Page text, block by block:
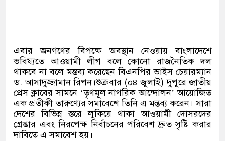
এবার জনগণের বিপক্ষে অবস্থান নেওয়ায় বাংলাদেশে
ভবিষ্যতে আওয়ামী লীগ বলে কোনো রাজনৈতিক দল
থাকবে না বলে মন্তব্য করেছেন বিএনপির ভাইস চেয়ারম্যান
ড. আসাদুজ্জামান রিপন।শুক্রবার (০৪ জুলাই) দুপুরে জাতীয়
প্রেস ক্লাবের সামনে ‘তৃণমূল নাগরিক আন্দোলন’ আয়োজিত
এক প্রতীকী তারুণ্যের সমাবেশে তিনি এ মন্তব্য করেন। সারা
দেশের বিভিন্ন স্তরে লুকিয়ে থাকা আওয়ামী দোসরদের
গ্রেপ্তার এবং নিরপেক্ষ নির্বাচনের পরিবেশ দ্রুত সৃষ্টি করার
দাবিতে এ সমাবেশ হয়।